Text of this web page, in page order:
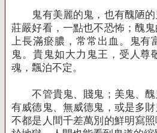
鬼有美麗的鬼，也有醜陋的
莊嚴好看，一點也不恐怖；醜
上長滿瘀膿，常常出血。鬼有
鬼。貴鬼如大力鬼王，受人尊
魂，飄泊不定。
不管貴鬼、賤鬼；美鬼、醜
有威德鬼、無威德鬼，或是多
不都是人間千差萬別的鮮明寫